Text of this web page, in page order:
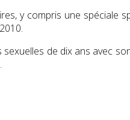
y compris une spéciale
de dix ans avec